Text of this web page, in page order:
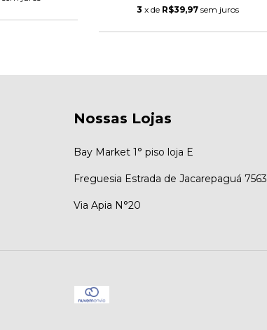
3 x de R$39,97 sem juros
Nossas Lojas
Bay Market 1° piso loja E
Freguesia Estrada de Jacarepaguá 7563
Via Apia N°20